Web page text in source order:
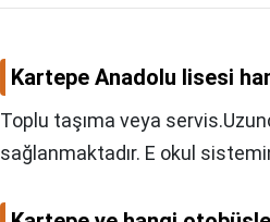
Kartepe Anadolu lisesi
Toplu taşıma veya
sağlanmaktadır. E okul